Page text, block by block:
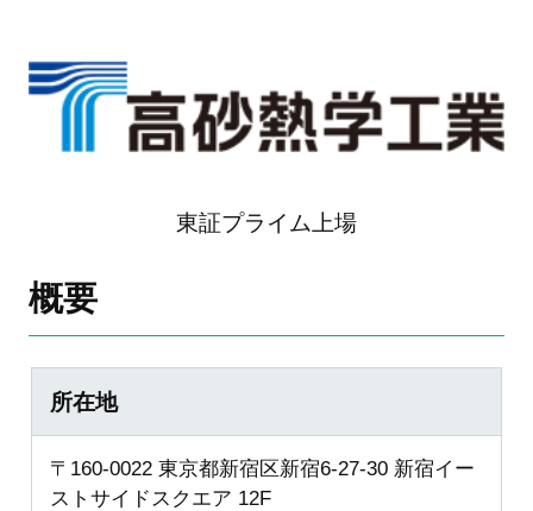
東証プライム上場
概要
所在地
〒160-0022 東京都新宿区新宿6-27-30 新宿イー
ストサイドスクエア 12F